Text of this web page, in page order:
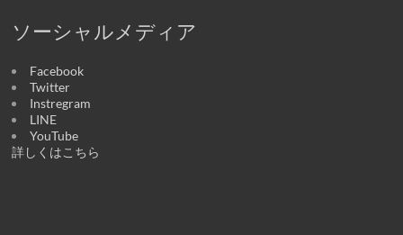
ソーシャルメディア
Facebook
Twitter
Instregram
LINE
YouTube
詳しくはこちら